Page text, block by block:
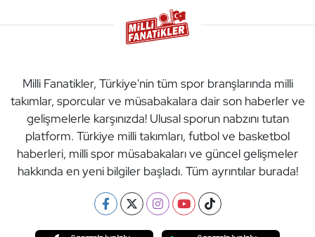
Milli Fanatikler, Türkiye'nin tüm spor branşlarında milli
takımlar, sporcular ve müsabakalara dair son haberler ve
gelişmelerle karşınızda! Ulusal sporun nabzını tutan
platform. Türkiye milli takımları, futbol ve basketbol
haberleri, milli spor müsabakaları ve güncel gelişmeler
hakkında en yeni bilgiler başladı. Tüm ayrıntılar burada!